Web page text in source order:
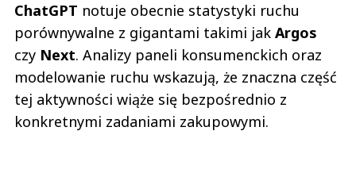
ChatGPT notuje obecnie statystyki ruchu
porównywalne z gigantami takimi jak Argos
czy Next. Analizy paneli konsumenckich oraz
modelowanie ruchu wskazują, że znaczna część
tej aktywności wiąże się bezpośrednio z
konkretnymi zadaniami zakupowymi.